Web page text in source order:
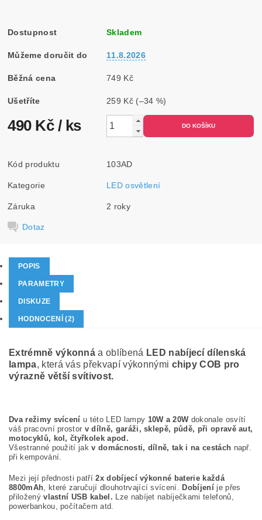
Dostupnost Skladem
Můžeme doručit do 11.8.2026
Běžná cena 749 Kč
Ušetříte 259 Kč (–34 %)
490 Kč / ks
Kód produktu 103AD
Kategorie LED osvětlení
Záruka 2 roky
Dotaz
POPIS
PARAMETRY
DISKUZE
HODNOCENÍ (2)
Extrémně výkonná a oblíbená LED nabíjecí dílenská
lampa, která vás překvapí výkonnými chipy COB pro
výrazně větší svítivost.
Dva režimy svícení u této LED lampy 10W a 20Wdokonale osvítí
váš pracovní prostor v dílně, garáži, sklepě, půdě, při opravě aut,
motocyklů, kol, čtyřkolek apod.
Všestranné použití jak v domácnosti, dílně, tak i na cestách např.
při kempování.
Mezi její přednosti patří2x dobíjecí výkonné baterie každá
8800mAh, které zaručují dlouhotrvající svícení. Dobíjeníje přes
přiloženývlastní USB kabel. Lze nabíjet nabíječkami telefonů,
powerbankou, počítačem atd.